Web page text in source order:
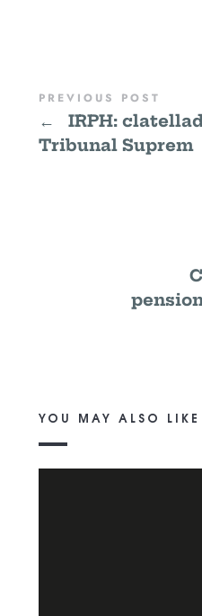
PREVIOUS POST
←
IRPH:
Tribunal Suprem
YOU MAY ALSO LIKE